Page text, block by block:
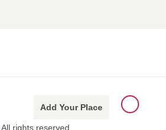
Add Your Place
, All rights reserved